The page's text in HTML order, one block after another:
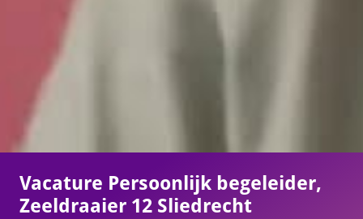
Vacature Persoonlijk begeleider,
Zeeldraaier 12 Sliedrecht